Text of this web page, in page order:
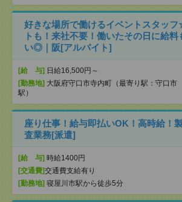
好きな場所で働けるイベントスタッ
トも！来社不要！働いたその日に給料
い◎｜阪[アルバイト]
[給 与] 日給16,500円～
[勤務地] 大阪府守口市寺内町（最寄り駅：守口市
駅）
座り仕事！給与即払いOK！高時給！
査業務[派遣]
[給 与] 時給1400円
[交通費]交通費支給有り
[勤務地] 寝屋川市駅から徒歩5分